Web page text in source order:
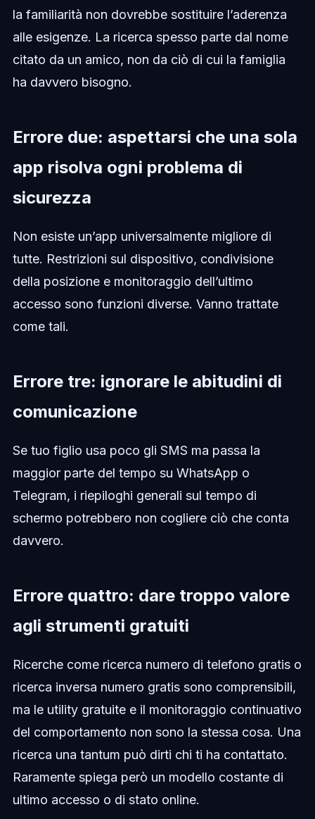
la familiarità non dovrebbe sostituire l’aderenza
alle esigenze. La ricerca spesso parte dal nome
citato da un amico, non da ciò di cui la famiglia
ha davvero bisogno.
Errore due: aspettarsi che una sola
app risolva ogni problema di
sicurezza
Non esiste un’app universalmente migliore di
tutte. Restrizioni sul dispositivo, condivisione
della posizione e monitoraggio dell’ultimo
accesso sono funzioni diverse. Vanno trattate
come tali.
Errore tre: ignorare le abitudini di
comunicazione
Se tuo figlio usa poco gli SMS ma passa la
maggior parte del tempo su WhatsApp o
Telegram, i riepiloghi generali sul tempo di
schermo potrebbero non cogliere ciò che conta
davvero.
Errore quattro: dare troppo valore
agli strumenti gratuiti
Ricerche come ricerca numero di telefono gratis o
ricerca inversa numero gratis sono comprensibili,
ma le utility gratuite e il monitoraggio continuativo
del comportamento non sono la stessa cosa. Una
ricerca una tantum può dirti chi ti ha contattato.
Raramente spiega però un modello costante di
ultimo accesso o di stato online.